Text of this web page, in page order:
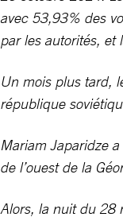
avec 53,93% des
par les autorités, et
Un mois plus tard,
république
Mariam Japaridze
de l’ouest de la
Alors, la nuit du 28